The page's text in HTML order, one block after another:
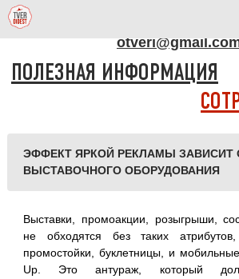
ПОЛЕЗНАЯ ИНФОРМАЦИЯ
ЭФФЕКТ ЯРКОЙ РЕКЛАМЫ ЗАВИСИТ
ВЫСТАВОЧНОГО ОБОРУДОВАНИЯ
Выставки, промоакции, розыгрыши,
не обходятся без таких
промостойки, буклетницы, и
Up. Это антураж, который